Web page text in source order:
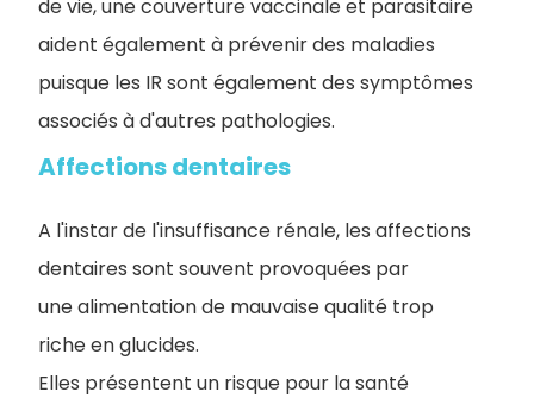
de vie, une couverture vaccinale et parasitaire
aident également à prévenir des maladies
puisque les IR sont également des symptômes
associés à d'autres pathologies.
Affections dentaires
A l'instar de l'insuffisance rénale, les affections
dentaires sont souvent provoquées par
une alimentation de mauvaise qualité trop
riche en glucides.
Elles présentent un risque pour la santé